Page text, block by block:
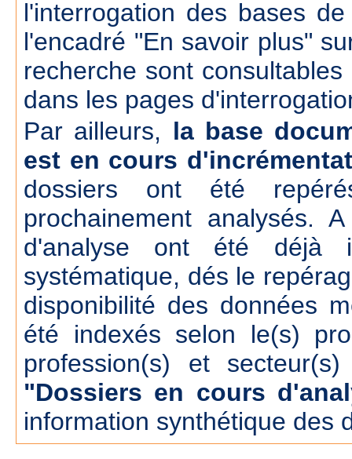
l'interrogation des bases
l'encadré "En savoir plus"
recherche sont
dans les pages
Par ailleurs, la base
est en cours
dossiers ont été
prochainement analysés.
d'analyse ont été déjà
systématique, dés le
disponibilité des données
été indexés selon le(s)
profession(s) et
"Dossiers en cours
information synthétique des